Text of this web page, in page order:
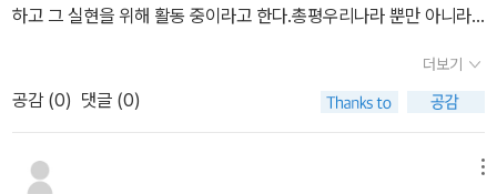
며 많은 흔들림을 얻었다.
그에 비해 아직은 일방적으로 가르치는 구시대적 교육 시스템인 우리
사 뿐만 아니라 학부모와 학생들이 모두 변화의 필요성을 요구하고,
교육당국에서도 교육개혁 의지가 필요하다고 생각되었습니다. 이 책
은교육계에 종사하는 사람이라면 꼭 읽어 보시고 우리나라의 미래 교
육에 대해서 한 번쯤 깊이 생각해 주시면 좋겠습니다. ^^
관계 능력, 사회참여 실현 능력, 행동력을 키워주는 교육이 필요하다
고 말하고 있습니다. 그러기 위해서는 우리나라의 경우는 지금의 교
육 환경이나 시스템, 그리고 교사들이 전부 다 바뀌어야 할 것 같아요.
요. 아이들이 지식보다는 문제해결력을...그리고 자신의 개인적인 성
하고 그 실현을 위해 활동 중이라고 한다.총평우리나라 뿐만 아니라
용하려고 애쓰고 있다. 특히 우리나라는 입시 위주의 교육이다 보니
너무 이론 중심적인 교육이 많다. 하지만 이 책을 읽어보니 이론 중심
의 교육이 꼭 우리나라만의 문제는 아닌 것 같다. 이것은 전 세계의 교
육자들이 고민하고 있고, 또 바꾸기위해서 새로운 교육 모델들을 만
더보기
공감 (0) 댓글 (0)